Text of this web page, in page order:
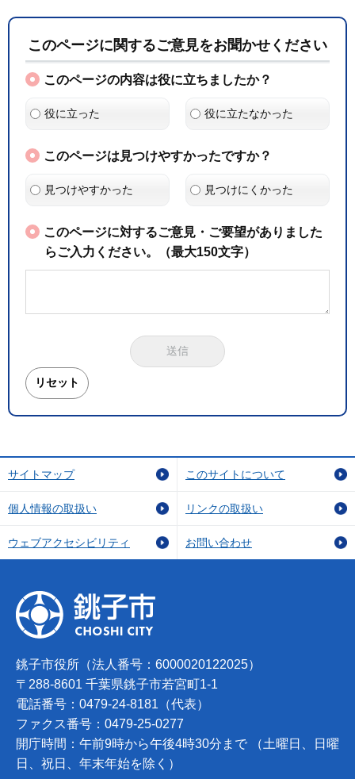
このページに関するご意見をお聞かせください
このページの内容は役に立ちましたか？
役に立った 役に立たなかった
このページは見つけやすかったですか？
見つけやすかった 見つけにくかった
このページに対するご意見・ご要望がありました
らご入力ください。（最大150文字）
サイトマップ このサイトについて
個人情報の取扱い リンクの取扱い
ウェブアクセシビリティ お問い合わせ
銚子市役所（法人番号：6000020122025）
〒288-8601 千葉県銚子市若宮町1-1
電話番号：0479-24-8181（代表）
ファクス番号：0479-25-0277
開庁時間：午前9時から午後4時30分まで （土曜日、日曜
日、祝日、年末年始を除く）